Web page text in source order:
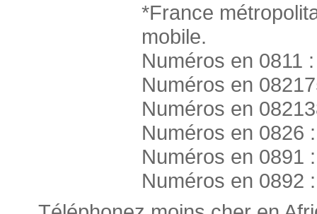
*France
mobile.
Numéros en 0811
Numéros en
Numéros en
Numéros en 0826
Numéros en 0891
Numéros en 0892